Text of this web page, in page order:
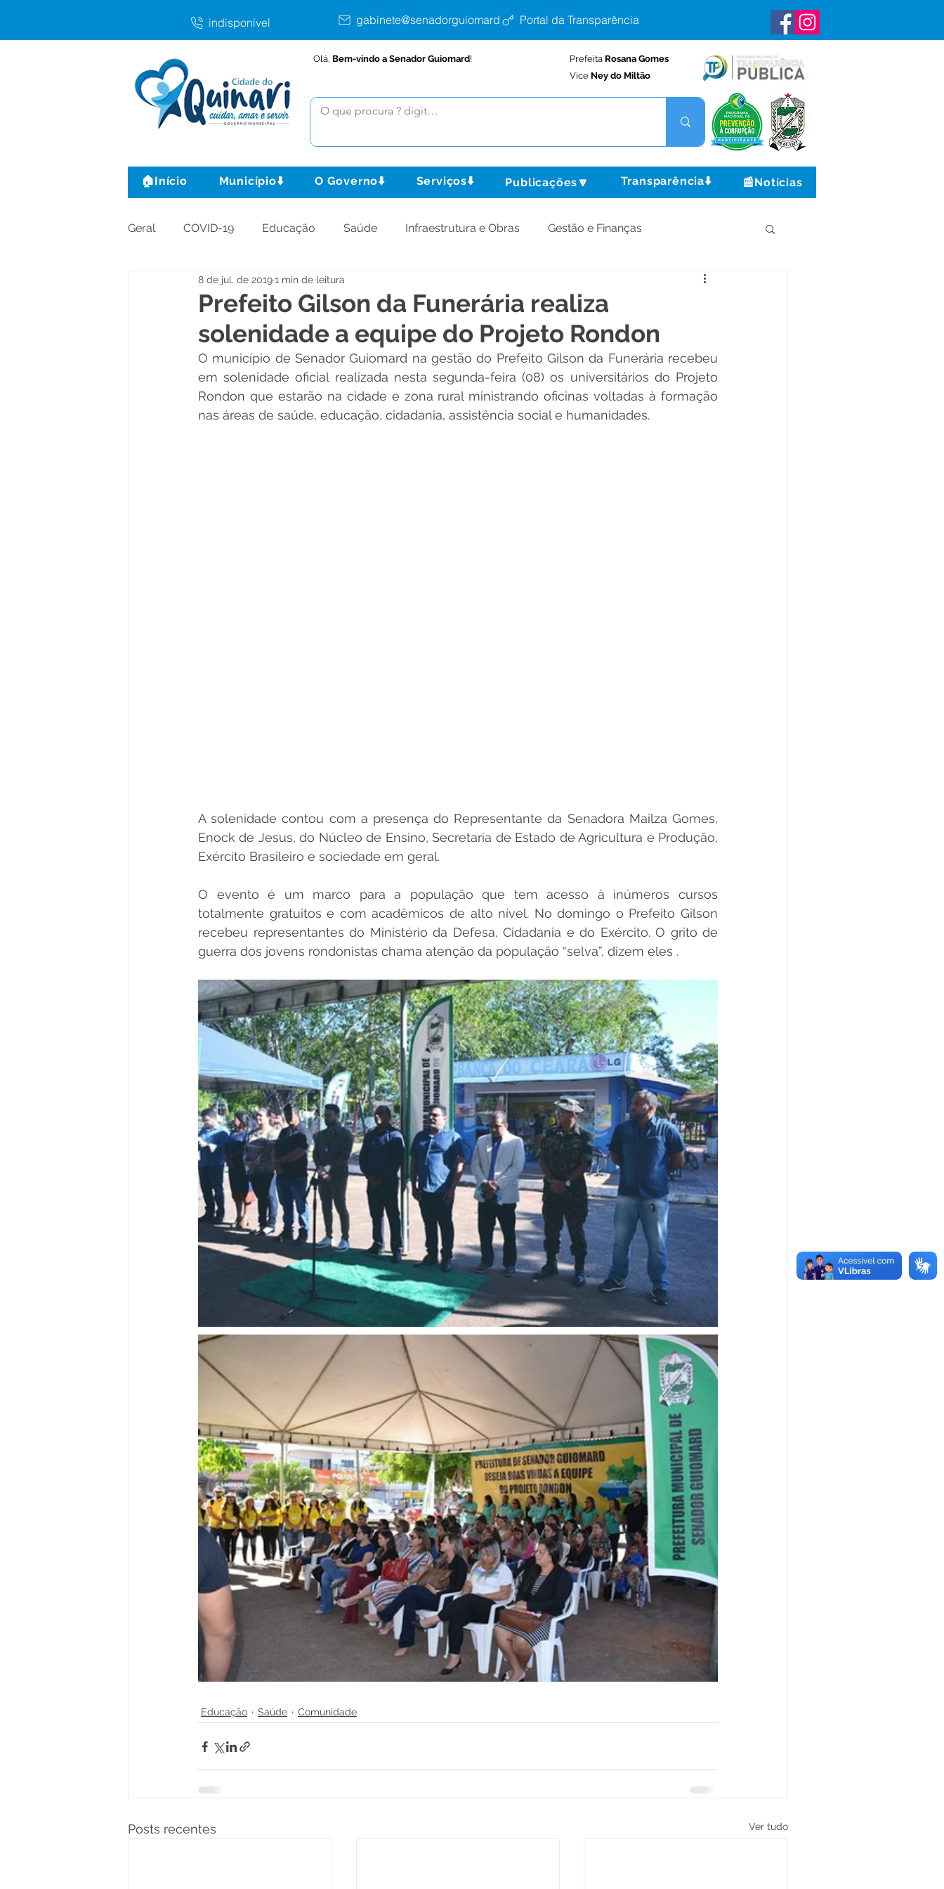
indisponível gabinete@senadorguiomard.ac.gov.brPortal da Transparência
Olá, Bem-vindo a Senador Guiomard! Prefeita Rosana Gomes
Vice Ney do Miltão
🏠Início Município⬇️ O Governo⬇️ Serviços⬇️ Publicações🔽 Transparência⬇️ 📰Notícias
Geral COVID-19 Educação Saúde Infraestrutura e Obras Gestão e Finanças
Agricultura e Produção Comunidade Institucional e Governo
Políticas Públicas Cultura Desporto e Lazer Nota de Pesar Campanhas Datas Comemorativas
Vacinômetro Dengue Convênios e Parcerias Comunicado Nota de Esclarecimento
Prefeito Gilson da Funerária realiza
solenidade a equipe do Projeto Rondon
8 de jul. de 20191 min de leitura
O município de Senador Guiomard na gestão do Prefeito Gilson da Funerária recebeu
em solenidade oficial realizada nesta segunda-feira (08) os universitários do Projeto
Rondon que estarão na cidade e zona rural ministrando oficinas voltadas à formação
nas áreas de saúde, educação, cidadania, assistência social e humanidades.
A solenidade contou com a presença do Representante da Senadora Mailza Gomes,
Enock de Jesus, do Núcleo de Ensino, Secretaria de Estado de Agricultura e Produção,
Exército Brasileiro e sociedade em geral.
O evento é um marco para a população que tem acesso à inúmeros cursos
totalmente gratuitos e com acadêmicos de alto nível. No domingo o Prefeito Gilson
recebeu representantes do Ministério da Defesa, Cidadania e do Exército. O grito de
guerra dos jovens rondonistas chama atenção da população “selva”, dizem eles .
Educação Saúde Comunidade
Posts recentes Ver tudo